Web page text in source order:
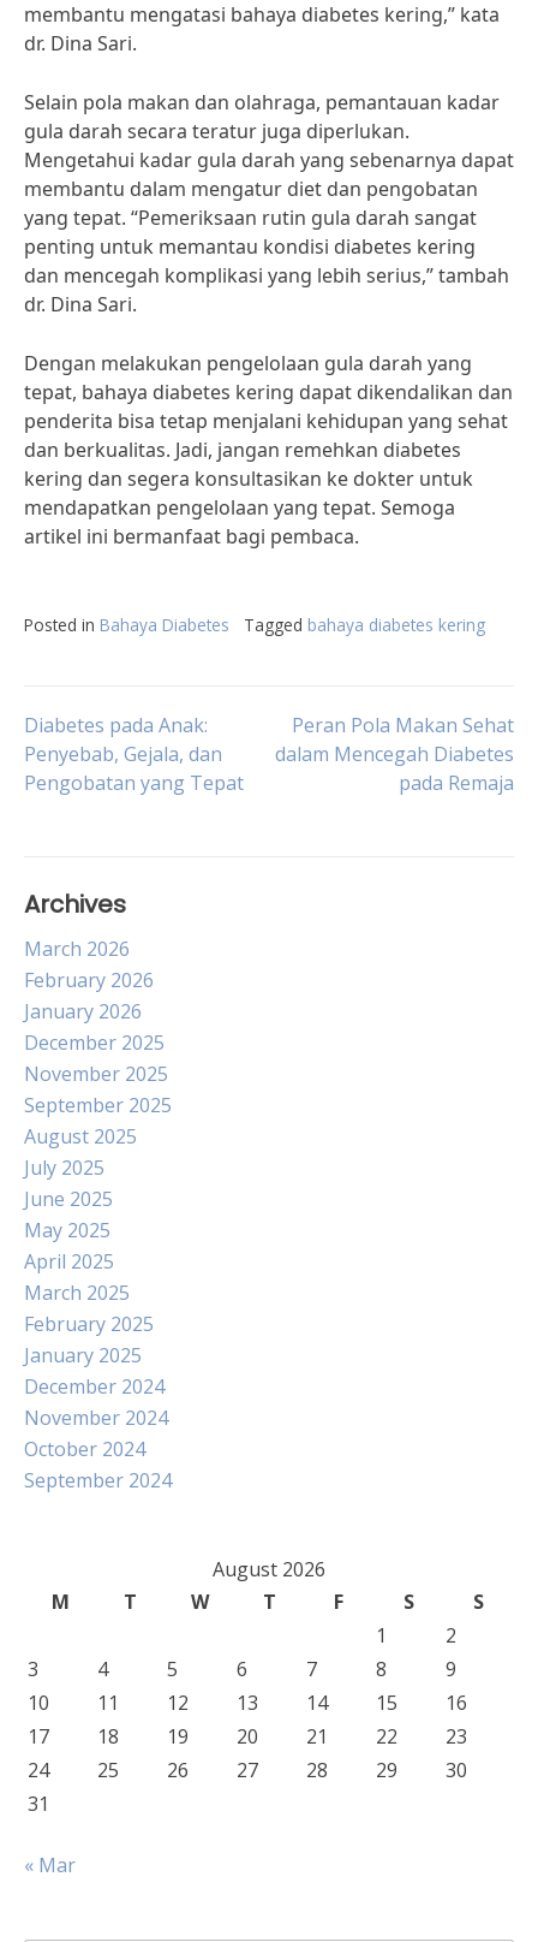
membantu mengatasi bahaya diabetes kering,” kata
dr. Dina Sari.
Selain pola makan dan olahraga, pemantauan kadar
gula darah secara teratur juga diperlukan.
Mengetahui kadar gula darah yang sebenarnya dapat
membantu dalam mengatur diet dan pengobatan
yang tepat. “Pemeriksaan rutin gula darah sangat
penting untuk memantau kondisi diabetes kering
dan mencegah komplikasi yang lebih serius,” tambah
dr. Dina Sari.
Dengan melakukan pengelolaan gula darah yang
tepat, bahaya diabetes kering dapat dikendalikan dan
penderita bisa tetap menjalani kehidupan yang sehat
dan berkualitas. Jadi, jangan remehkan diabetes
kering dan segera konsultasikan ke dokter untuk
mendapatkan pengelolaan yang tepat. Semoga
artikel ini bermanfaat bagi pembaca.
Posted in Bahaya Diabetes Tagged bahaya diabetes kering
Post
navigation
Diabetes pada Anak:
Penyebab, Gejala, dan
Pengobatan yang Tepat
Peran Pola Makan Sehat
dalam Mencegah Diabetes
pada Remaja
Archives
March 2026
February 2026
January 2026
December 2025
November 2025
September 2025
August 2025
July 2025
June 2025
May 2025
April 2025
March 2025
February 2025
January 2025
December 2024
November 2024
October 2024
September 2024
August 2026
M
T W T F S
S
1
2
3
4 5 6 7 8
9
10
11 12 13 14 15
16
17
18 19 20 21 22
23
24
25 26 27 28 29
30
31
« Mar